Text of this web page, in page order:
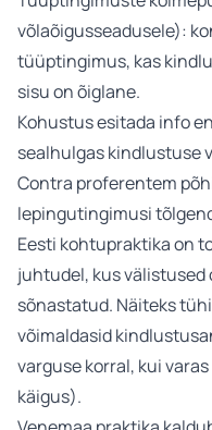
võlaõigusseadusele):
tüüptingimus, kas
sisu on õiglane.
Kohustus esitada info
sealhulgas kindlustuse
Contra proferentem
lepingutingimusi
Eesti kohtupraktika on
juhtudel, kus välistused
sõnastatud. Näiteks
võimaldasid
varguse korral, kui
käigus).